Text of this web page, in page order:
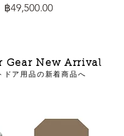
฿49,500.00Price
Gear New Arrival
ドア用品の新着商品へ